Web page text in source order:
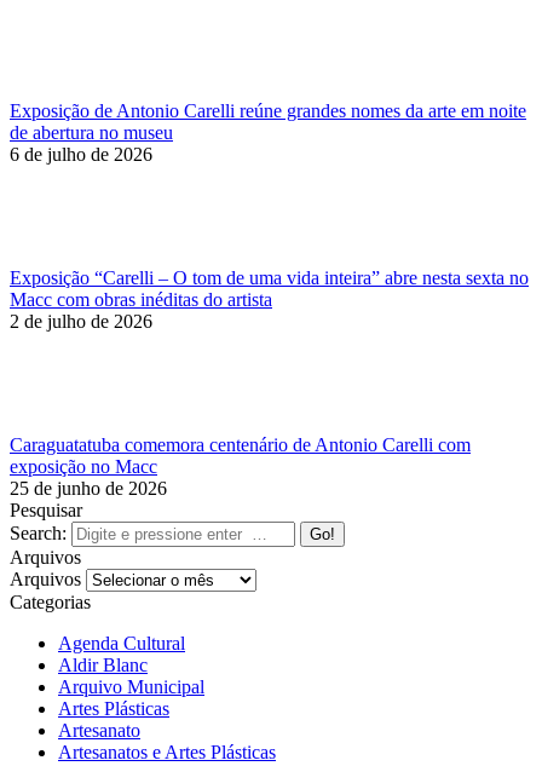
Exposição de Antonio Carelli reúne grandes nomes da arte em noite
de abertura no museu
6 de julho de 2026
Exposição “Carelli – O tom de uma vida inteira” abre nesta sexta no
Macc com obras inéditas do artista
2 de julho de 2026
Caraguatatuba comemora centenário de Antonio Carelli com
exposição no Macc
25 de junho de 2026
Pesquisar
Search:
Arquivos
Arquivos
Categorias
Agenda Cultural
Aldir Blanc
Arquivo Municipal
Artes Plásticas
Artesanato
Artesanatos e Artes Plásticas